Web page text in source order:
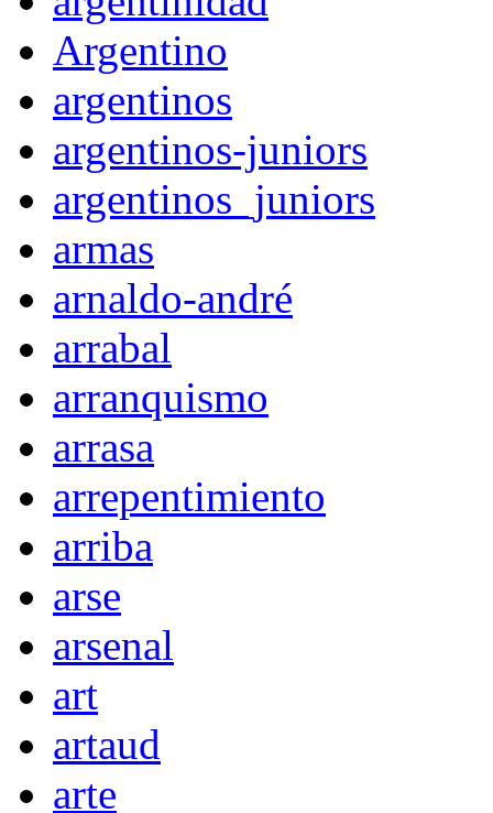
Argentino
argentinos
argentinos-juniors
argentinos_juniors
armas
arnaldo-andré
arrabal
arranquismo
arrasa
arrepentimiento
arriba
arse
arsenal
art
artaud
arte